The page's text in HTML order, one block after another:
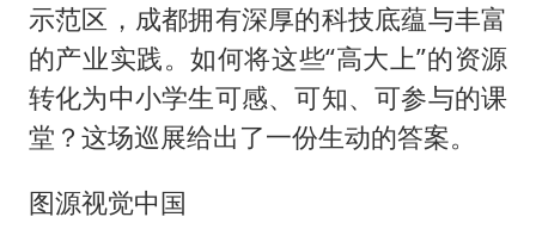
奋力开创中国式现代化建设新局面
示范区，成都拥有深厚的科技底蕴与丰富
的产业实践。如何将这些“高大上”的资源
转化为中小学生可感、可知、可参与的课
堂？这场巡展给出了一份生动的答案。
图源视觉中国